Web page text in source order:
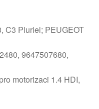
C3 Pluriel; PEUGEOT
9647507680,
motorizaci 1.4 HDI,